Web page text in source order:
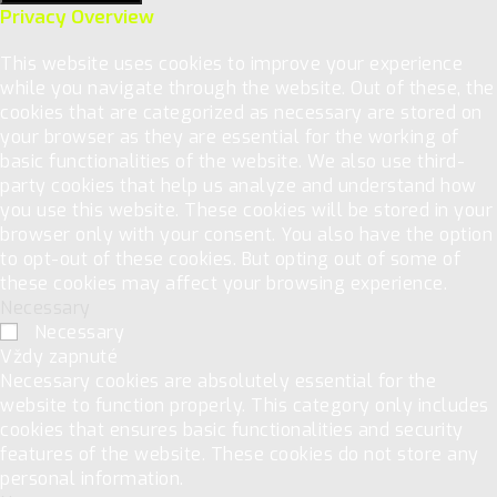
Privacy Overview